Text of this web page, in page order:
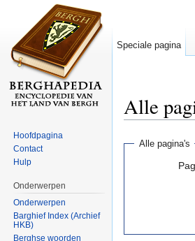
Alle
Alle pagina's
Speciale pagina
Hoofdpagina
Contact
Hulp
Onderwerpen
Onderwerpen
Barghief Index (Archief
HKB)
Berghse woorden